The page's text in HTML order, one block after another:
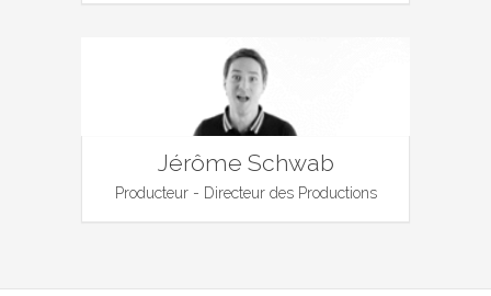
Jérôme Schwab
Producteur - Directeur des Productions